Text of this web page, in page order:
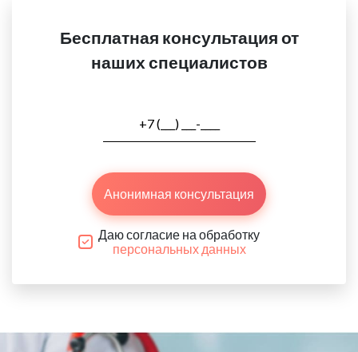
Бесплатная консультация от
наших специалистов
Анонимная консультация
Даю согласие на обработку
персональных данных